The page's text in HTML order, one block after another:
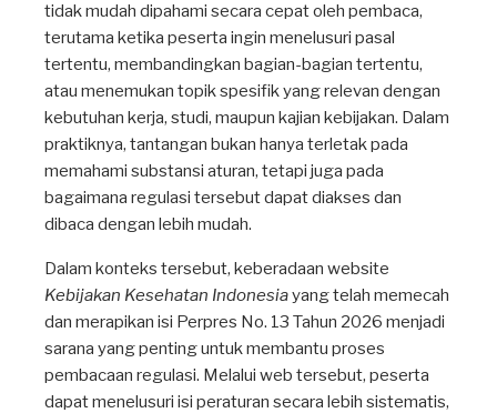
tidak mudah dipahami secara cepat oleh pembaca,
terutama ketika peserta ingin menelusuri pasal
tertentu, membandingkan bagian-bagian tertentu,
atau menemukan topik spesifik yang relevan dengan
kebutuhan kerja, studi, maupun kajian kebijakan. Dalam
praktiknya, tantangan bukan hanya terletak pada
memahami substansi aturan, tetapi juga pada
bagaimana regulasi tersebut dapat diakses dan
dibaca dengan lebih mudah.
Dalam konteks tersebut, keberadaan website
Kebijakan Kesehatan Indonesiayang telah memecah
dan merapikan isi Perpres No. 13 Tahun 2026 menjadi
sarana yang penting untuk membantu proses
pembacaan regulasi. Melalui web tersebut, peserta
dapat menelusuri isi peraturan secara lebih sistematis,